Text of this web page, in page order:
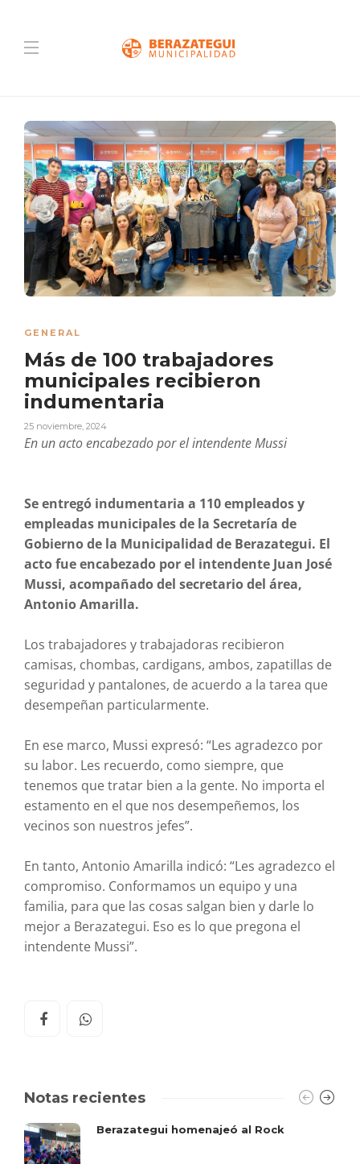
GENERAL
Más de 100 trabajadores
municipales recibieron
indumentaria
25 noviembre, 2024
En un acto encabezado por el intendente Mussi
Se entregó indumentaria a 110 empleados y
empleadas municipales de la Secretaría de
Gobierno de la Municipalidad de Berazategui. El
acto fue encabezado por el intendente Juan José
Mussi, acompañado del secretario del área,
Antonio Amarilla.
Los trabajadores y trabajadoras recibieron
camisas, chombas, cardigans, ambos, zapatillas de
seguridad y pantalones, de acuerdo a la tarea que
desempeñan particularmente.
En ese marco, Mussi expresó: “Les agradezco por
su labor. Les recuerdo, como siempre, que
tenemos que tratar bien a la gente. No importa el
estamento en el que nos desempeñemos, los
vecinos son nuestros jefes”.
En tanto, Antonio Amarilla indicó: “Les agradezco el
compromiso. Conformamos un equipo y una
familia, para que las cosas salgan bien y darle lo
mejor a Berazategui. Eso es lo que pregona el
intendente Mussi”.
Notas recientes
Berazategui homenajeó al Rock